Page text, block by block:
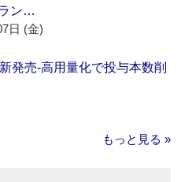
ン…
日 (金)
発売‐高用量化で投与本数削
もっと見る »